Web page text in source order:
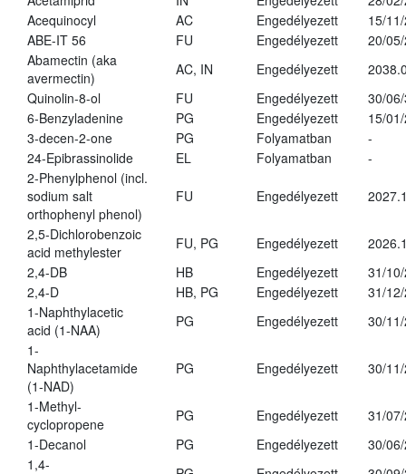
Acequinocyl
AC Engedélyezett
15/
ABE-IT 56
FU Engedélyezett
20/
Abamectin (aka
avermectin)
AC, IN Engedélyezett
Quinolin-8-ol
FU Engedélyezett
30/
6-Benzyladenine
PG Engedélyezett
15/
3-decen-2-one
PG Folyamatban
-
24-Epibrassinolide
EL Folyamatban
-
2-Phenylphenol (incl.
sodium salt
orthophenyl phenol)
FU Engedélyezett
2,5-Dichlorobenzoic
acid methylester
FU, PG Engedélyezett
2,4-DB
HB Engedélyezett
31/
2,4-D
HB, PG Engedélyezett
31/
1-Naphthylacetic
acid (1-NAA)
PG Engedélyezett
30/
1-
Naphthylacetamide
(1-NAD)
PG Engedélyezett 30/
1-Methyl-
cyclopropene
PG Engedélyezett
31/
1-Decanol
PG Engedélyezett
30/
1,4-